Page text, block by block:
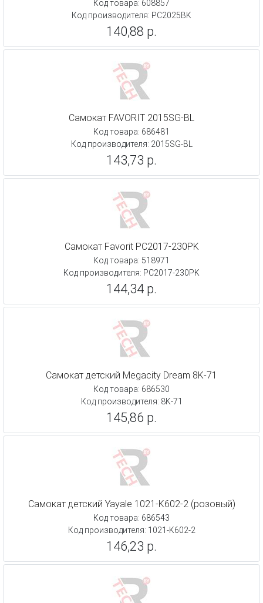
Код товара: 608857
Код производителя: PC2025BK
140,88 р.
Самокат FAVORIT 2015SG-BL
Код товара: 686481
Код производителя: 2015SG-BL
143,73 р.
Самокат Favorit PC2017-230PK
Код товара: 518971
Код производителя: PC2017-230PK
144,34 р.
Самокат детский Megacity Dream 8K-71
Код товара: 686530
Код производителя: 8K-71
145,86 р.
Самокат детский Yayale 1021-K602-2 (розовый)
Код товара: 686543
Код производителя: 1021-K602-2
146,23 р.